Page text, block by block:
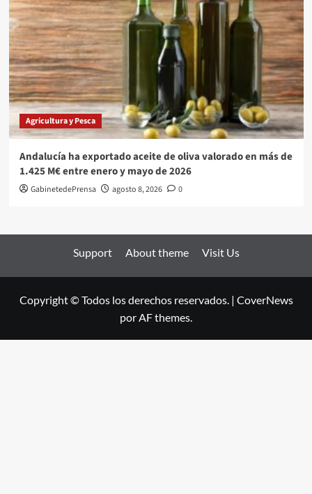
Agricultura y Pesca
Andalucía ha exportado aceite de oliva valorado en más de
1.425 M€ entre enero y mayo de 2026
GabinetedePrensa agosto 8, 2026 0
Support About theme Visit Us
Copyright © Todos los derechos reservados. | CoverNews
por AF themes.